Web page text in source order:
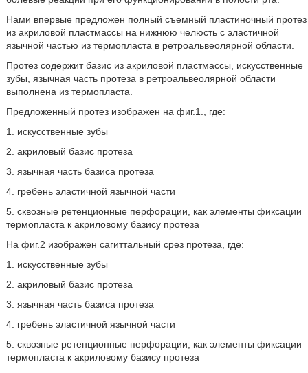
Нами впервые предложен полный съемный пластиночный протез
из акриловой пластмассы на нижнюю челюсть с эластичной
язычной частью из термопласта в ретроальвеолярной области.
Протез содержит базис из акриловой пластмассы, искусственные
зубы, язычная часть протеза в ретроальвеолярной области
выполнена из термопласта.
Предложенный протез изображен на фиг.1., где:
1. искусственные зубы
2. акриловый базис протеза
3. язычная часть базиса протеза
4. гребень эластичной язычной части
5. сквозные ретенционные перфорации, как элементы фиксации
термопласта к акриловому базису протеза
На фиг.2 изображен сагиттальный срез протеза, где:
1. искусственные зубы
2. акриловый базис протеза
3. язычная часть базиса протеза
4. гребень эластичной язычной части
5. сквозные ретенционные перфорации, как элементы фиксации
термопласта к акриловому базису протеза